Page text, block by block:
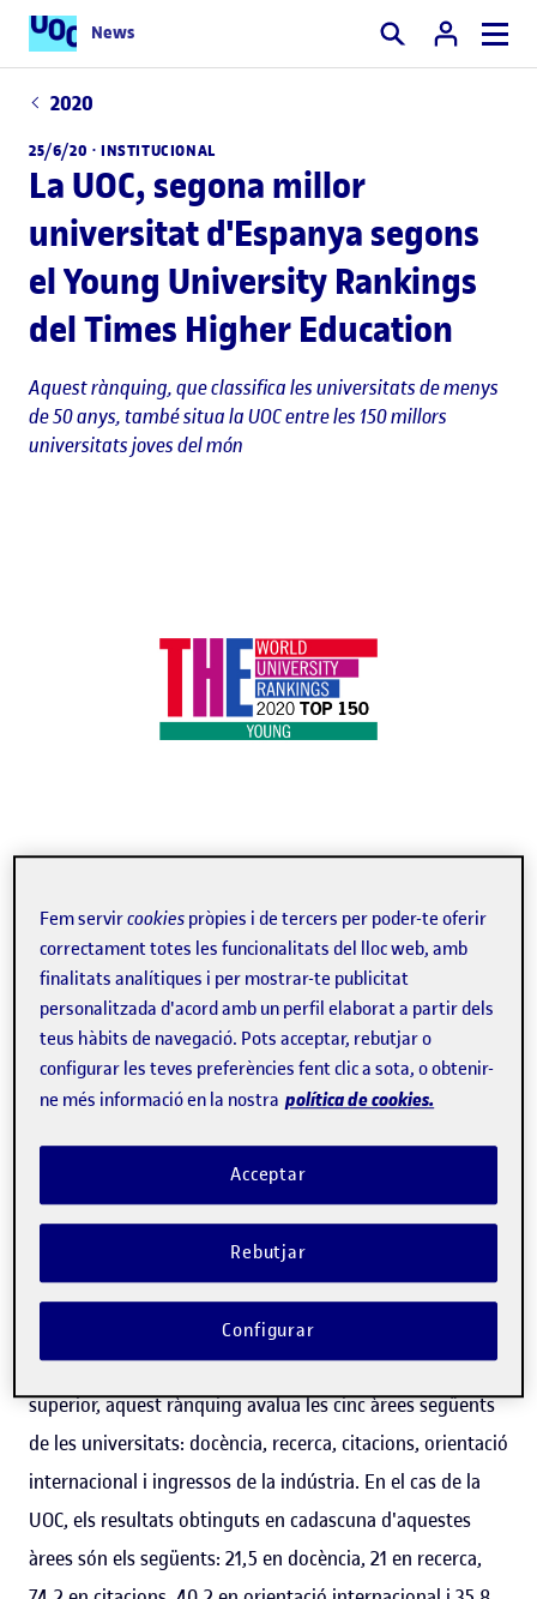
News Cercar
2020
25/6/20 · INSTITUCIONAL
La UOC, segona millor
universitat d'Espanya segons
el Young University Rankings
del Times Higher Education
Aquest rànquing, que classifica les universitats de menys
de 50 anys, també situa la UOC entre les 150 millors
universitats joves del món
2 min.
La Universitat Oberta de Catalunya (UOC) és considerada
la segona millor universitat de menys de 50 anys de
l’Estat espanyol, per darrere la Universitat Pompeu
Fabra, segons elYoung University Rankingsde la revista
britànica especialitzada en educació
Education(THE). La UOC hi apareix per tercer any
consecutiu i es manté entre les institucions que es troben
en la posició 101-150 a escala mundial.
Per tal d'analitzar el nivell d'excel·lència de l'ensenyament
superior, aquest rànquing avalua les cinc àrees següents
de les universitats: docència, recerca, citacions, orientació
internacional i ingressos de la indústria. En el cas de la
UOC, els resultats obtinguts en cadascuna d'aquestes
àrees són els següents: 21,5 en docència, 21 en recerca,
Fem servircookies pròpies i de tercers per poder-te oferir
correctament totes les funcionalitats del lloc web, amb
finalitats analítiques i per mostrar-te publicitat
personalitzada d'acord amb un perfil elaborat a partir dels
teus hàbits de navegació. Pots acceptar, rebutjar o
configurar les teves preferències fent clic a sota, o obtenir-
ne més informació en la nostra política de cookies.
Rebutjar
Acceptar
Configurar